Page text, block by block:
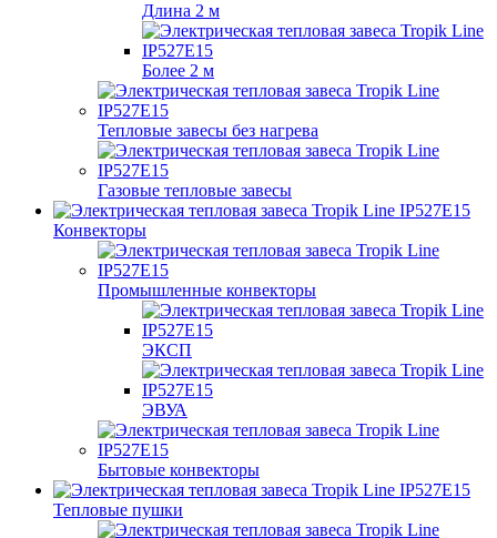
Длина 2 м
Более 2 м
Тепловые завесы без нагрева
Газовые тепловые завесы
Конвекторы
Промышленные конвекторы
ЭКСП
ЭВУА
Бытовые конвекторы
Тепловые пушки